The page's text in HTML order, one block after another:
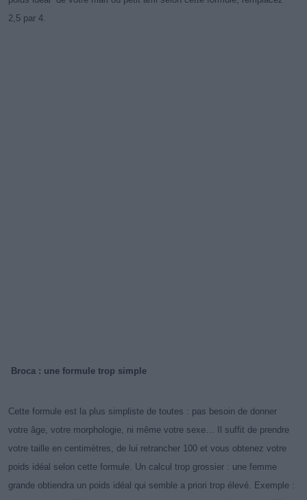
2,5 par 4.
Broca : une formule trop simple
Cette formule est la plus simpliste de toutes : pas besoin de donner
votre âge, votre morphologie, ni même votre sexe… Il suffit de prendre
votre taille en centimètres, de lui retrancher 100 et vous obtenez votre
poids idéal selon cette formule. Un calcul trop grossier : une femme
grande obtiendra un poids idéal qui semble a priori trop élevé. Exemple :